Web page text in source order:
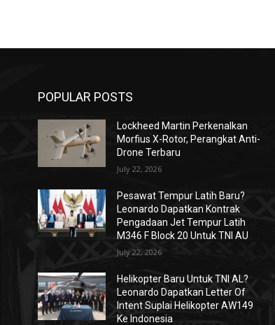
POPULAR POSTS
Lockheed Martin Perkenalkan
Morfius X-Rotor, Perangkat Anti-
Drone Terbaru
July 22, 2026
Pesawat Tempur Latih Baru?
Leonardo Dapatkan Kontrak
Pengadaan Jet Tempur Latih
M346 F Block 20 Untuk TNI AU
July 22, 2026
Helikopter Baru Untuk TNI AL?
Leonardo Dapatkan Letter Of
Intent Suplai Helikopter AW149
Ke Indonesia